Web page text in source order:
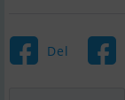
Del